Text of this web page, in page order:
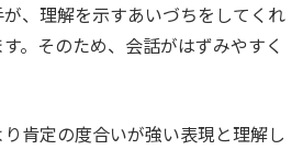
、理解を示すあいづちをしてくれ
。そのため、会話がはずみやすく
り肯定の度合いが強い表現と理解し